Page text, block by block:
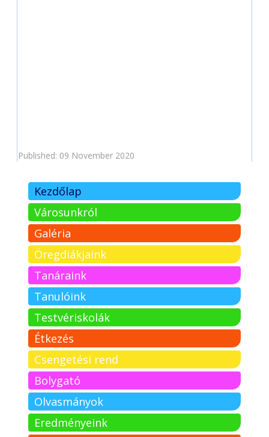
Published: 09 November 2020
Kezdőlap
Városunkról
Galéria
Öregdiákjaink
Tanáraink
Tanulóink
Testvériskolák
Étkezés
Csengetési rend
Bolygató
Olvasmányok
Eredményeink